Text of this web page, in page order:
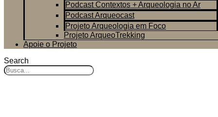
Podcast Contextos + Arqueologia no Ar
Podcast Arqueocast
Projeto Arqueologia em Foco
Projeto ArqueoTrekking
Apoie o Projeto
Search